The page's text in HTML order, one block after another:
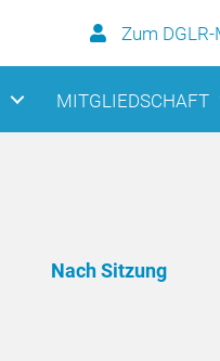
Zum
MITGLIEDSCHAFT
Nach Sitzung